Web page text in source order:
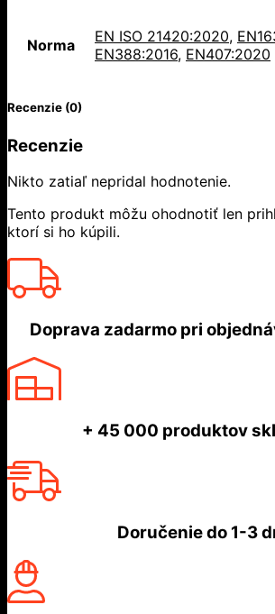
Norma EN ISO 21420:2020,
EN388:2016, EN407:2020
Recenzie (0)
Recenzie
Nikto zatiaľ nepridal hodnotenie.
Tento produkt môžu ohodnotiť len
ktorí si ho kúpili.
Doprava zadarmo pri
+ 45 000 produktov
Doručenie do1-3